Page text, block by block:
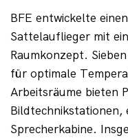
BFE entwickelte
Sattelauflieger mit
Raumkonzept.
für optimale
Arbeitsräume bieten
Bildtechnikstationen,
Sprecherkabine.